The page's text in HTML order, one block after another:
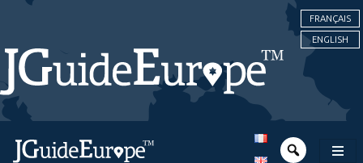
FRANÇAIS
ENGLISH